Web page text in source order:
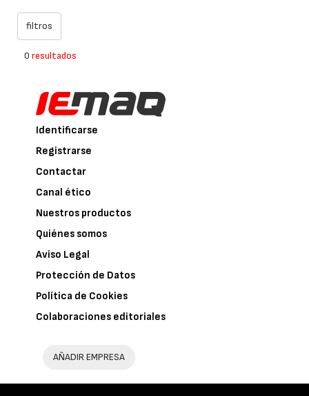
0 resultados
Identificarse
Registrarse
Contactar
Canal ético
Nuestros productos
Quiénes somos
Aviso Legal
Protección de Datos
Política de Cookies
Colaboraciones editoriales
AÑADIR EMPRESA